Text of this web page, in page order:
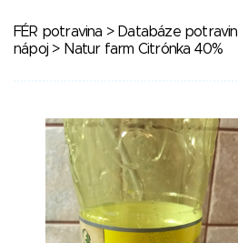
FÉR potravina > Databáze potravin
nápoj > Natur farm Citrónka 40%